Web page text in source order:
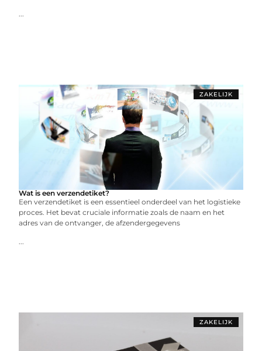
...
ZAKELIJK
Wat is een verzendetiket?
Een verzendetiket is een essentieel onderdeel van het logistieke
proces. Het bevat cruciale informatie zoals de naam en het
adres van de ontvanger, de afzendergegevens
...
ZAKELIJK